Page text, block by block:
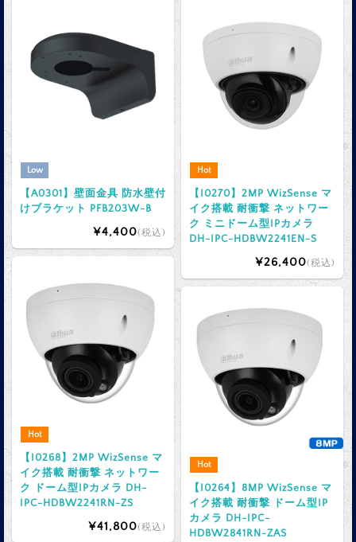
Low
【A0301】壁面金具 防水壁付
けブラケット PFB203W-B
¥4,400(税込)
Hot
【I0270】2MP WizSense マ
イク搭載 耐衝撃 ネットワー
ク ミニドーム型IPカメラ
DH-IPC-HDBW2241EN-S
¥26,400(税込)
Hot
【I0268】2MP WizSense マ
イク搭載 耐衝撃 ネットワー
ク ドーム型IPカメラ DH-
IPC-HDBW2241RN-ZS
¥41,800(税込)
Hot
【I0264】8MP WizSense マ
イク搭載 耐衝撃 ドーム型IP
カメラ DH-IPC-
HDBW2841RN-ZAS